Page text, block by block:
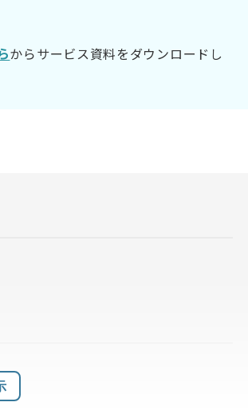
からサービス資料をダウンロードし